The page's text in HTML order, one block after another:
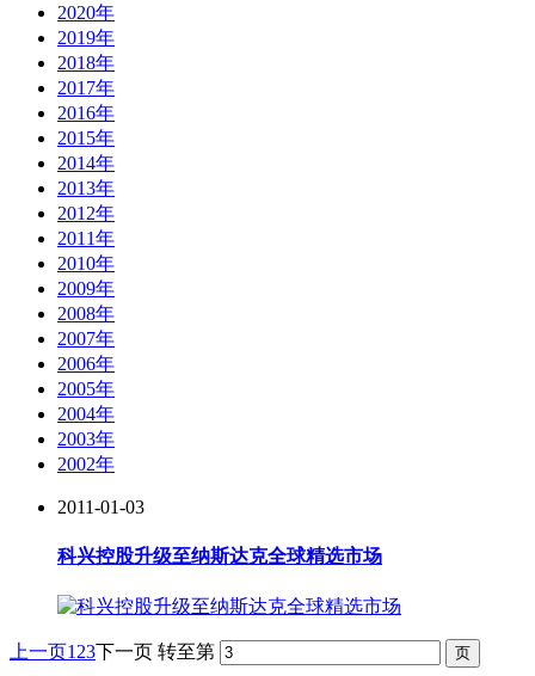
2020年
2019年
2018年
2017年
2016年
2015年
2014年
2013年
2012年
2011年
2010年
2009年
2008年
2007年
2006年
2005年
2004年
2003年
2002年
2011-01-03
科兴控股升级至纳斯达克全球精选市场
上一页1 23下一页 转至第